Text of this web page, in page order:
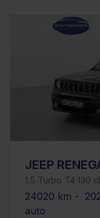
JEEP
1.5 Turbo T4 130
24020 km -
auto